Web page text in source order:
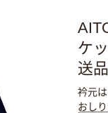
ケ
送品
衿元
おし